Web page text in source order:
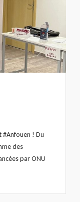
! Du
des
par ONU